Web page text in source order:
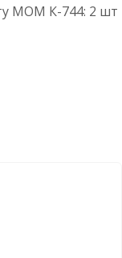
МОМ К-744: 2 шт